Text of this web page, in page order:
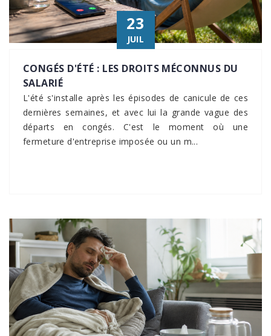
23
JUIL
CONGÉS D'ÉTÉ : LES DROITS MÉCONNUS DU
SALARIÉ
L'été s'installe après les épisodes de canicule de ces
dernières semaines, et avec lui la grande vague des
départs en congés. C'est le moment où une
fermeture d'entreprise imposée ou un m...